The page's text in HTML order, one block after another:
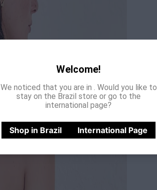
Welcome!
We noticed that you are in
. Would you like to
stay on the Brazil store or go to the
international page?
Shop in Brazil International Page